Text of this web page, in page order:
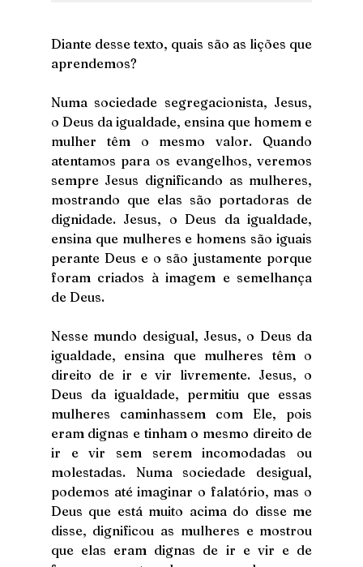
Diante desse texto, quais são as lições que
aprendemos?
Numa sociedade segregacionista, Jesus,
o Deus da igualdade, ensina que homem e
mulher têm o mesmo valor. Quando
atentamos para os evangelhos, veremos
sempre Jesus dignificando as mulheres,
mostrando que elas são portadoras de
dignidade. Jesus, o Deus da igualdade,
ensina que mulheres e homens são iguais
perante Deus e o são justamente porque
foram criados à imagem e semelhança
de Deus.
Nesse mundo desigual, Jesus, o Deus da
igualdade, ensina que mulheres têm o
direito de ir e vir livremente. Jesus, o
Deus da igualdade, permitiu que essas
mulheres caminhassem com Ele, pois
eram dignas e tinham o mesmo direito de
ir e vir sem serem incomodadas ou
molestadas. Numa sociedade desigual,
podemos até imaginar o falatório, mas o
Deus que está muito acima do disse me
disse, dignificou as mulheres e mostrou
que elas eram dignas de ir e vir e de